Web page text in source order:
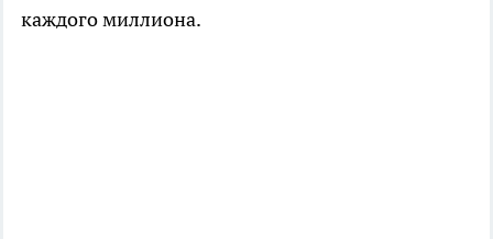
каждого миллиона.